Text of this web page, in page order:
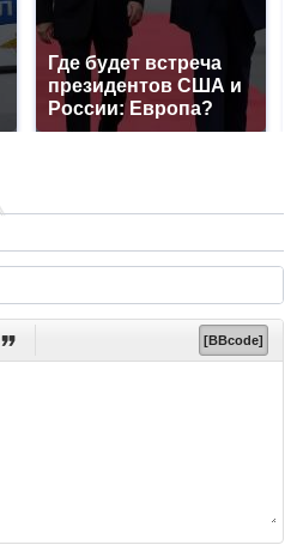
Где будет встреча
президентов США и
России: Европа?
 [BBcode]